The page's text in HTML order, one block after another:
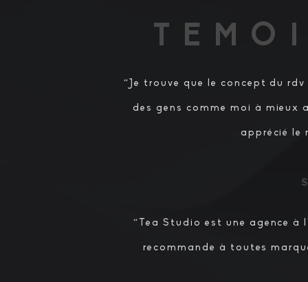
“Je trouve que le concept du
des gens comme moi à mieux
apprécié le
“Tea Studio est une agence
recommande à toutes